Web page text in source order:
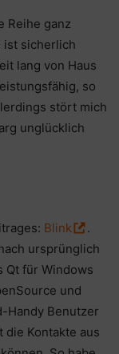
Reihe ganz
ist sicherlich
lang von Haus
so
stört mich
unglücklich
Blink
.
ursprünglich
Qt für Windows
und
Handy Benutzer
Kontakte aus